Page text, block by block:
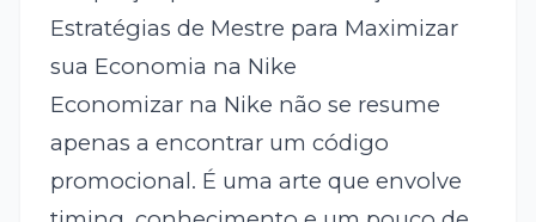
Estratégias de Mestre para Maximizar
sua Economia na Nike
Economizar na Nike não se resume
apenas a encontrar um código
promocional. É uma arte que envolve